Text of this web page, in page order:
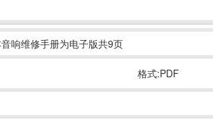
响维修手册为电子版共9页
格式:PDF